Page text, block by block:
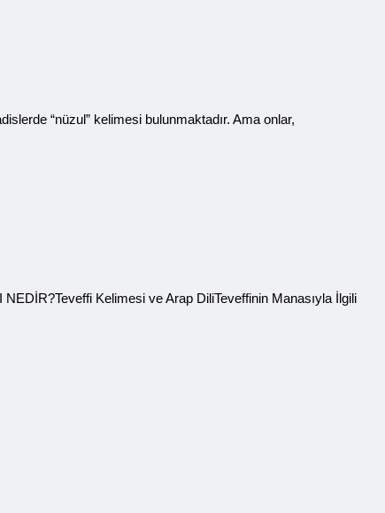
“nüzul” kelimesi bulunmaktadır. Ama onlar,
Kelimesi ve Arap DiliTeveffinin Manasıyla İlgili